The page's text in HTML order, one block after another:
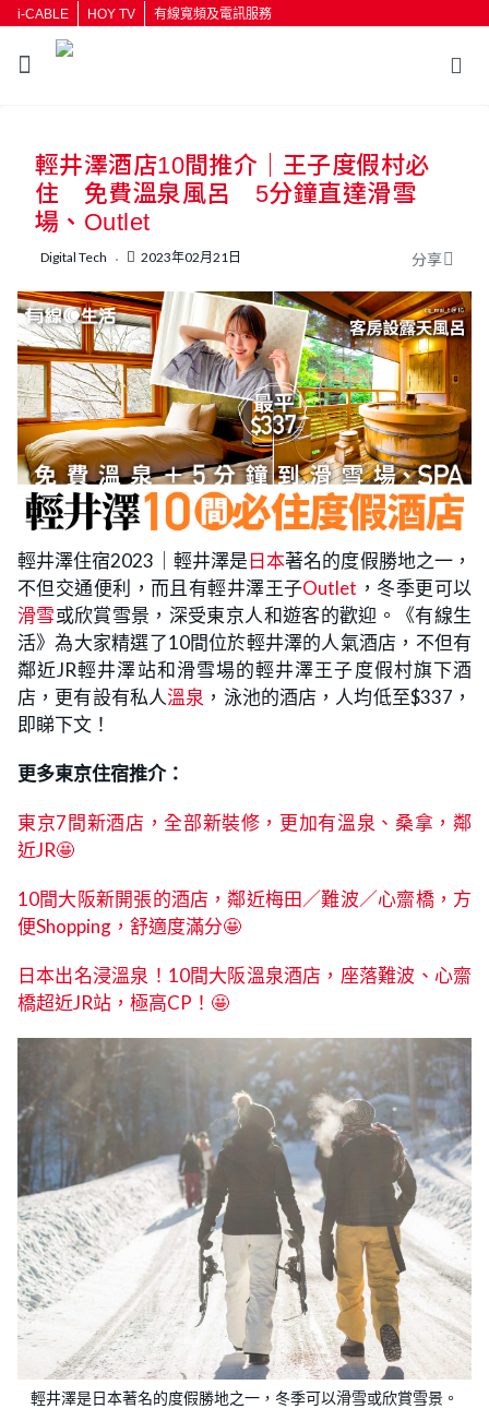
i-CABLE HOY TV 有線寬頻及電訊服務
按輸入鍵開始搜尋
輕井澤酒店10間推介｜王子度假村必
住 免費溫泉風呂 5分鐘直達滑雪
場、Outlet
Digital Tech 2023年02月21日 分享
輕井澤住宿2023｜輕井澤是日本著名的度假勝地之一，
不但交通便利，而且有輕井澤王子Outlet ，冬季更可以
滑雪或欣賞雪景，深受東京人和遊客的歡迎。《有線生
活》為大家精選了10間位於輕井澤的人氣酒店，不但有
鄰近JR輕井澤站和滑雪場的輕井澤王子度假村旗下酒
店，更有設有私人溫泉 ，泳池的酒店，人均低至$337，
即睇下文！
更多東京住宿推介：
東京7間新酒店，全部新裝修，更加有溫泉、桑拿，鄰
近JR🤩
10間大阪新開張的酒店，鄰近梅田／難波／心齋橋，方
便Shopping，舒適度滿分🤩
日本出名浸溫泉！10間大阪溫泉酒店，座落難波、心齋
橋超近JR站，極高CP！🤩
輕井澤是日本著名的度假勝地之一，冬季可以滑雪或欣賞雪景。